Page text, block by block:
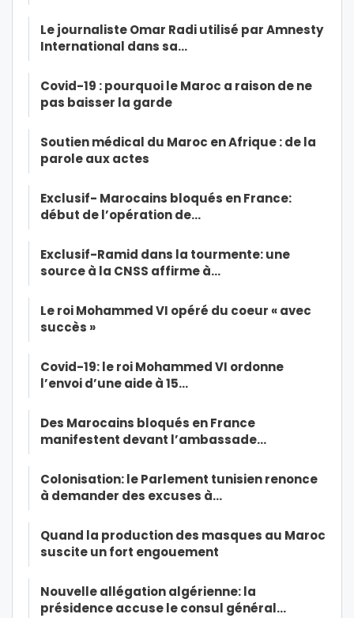
Le journaliste Omar Radi utilisé par Amnesty
International dans sa…
Covid-19 : pourquoi le Maroc a raison de ne
pas baisser la garde
Soutien médical du Maroc en Afrique : de la
parole aux actes
Exclusif- Marocains bloqués en France:
début de l’opération de…
Exclusif-Ramid dans la tourmente: une
source à la CNSS affirme à…
Le roi Mohammed VI opéré du coeur « avec
succès »
Covid-19: le roi Mohammed VI ordonne
l’envoi d’une aide à 15…
Des Marocains bloqués en France
manifestent devant l’ambassade…
Colonisation: le Parlement tunisien renonce
à demander des excuses à…
Quand la production des masques au Maroc
suscite un fort engouement
Nouvelle allégation algérienne: la
présidence accuse le consul général…